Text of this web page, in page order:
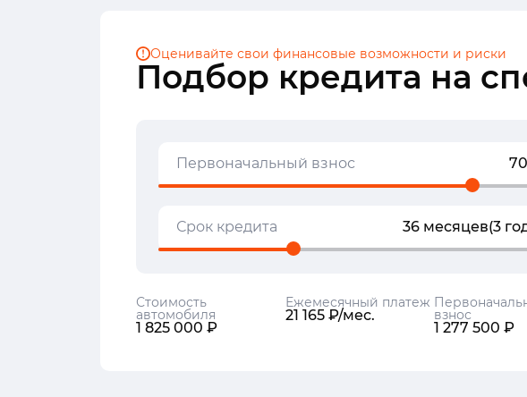
Подбор кредита на
Оценивайте свои финансовые возможности и риски
Первоначальный взнос
Срок кредита 36 месяцев(3
Стоимость
автомобиля
1 825 000 ₽
Ежемесячный платеж
21 165 ₽/мес. взнос
1 277 500 ₽